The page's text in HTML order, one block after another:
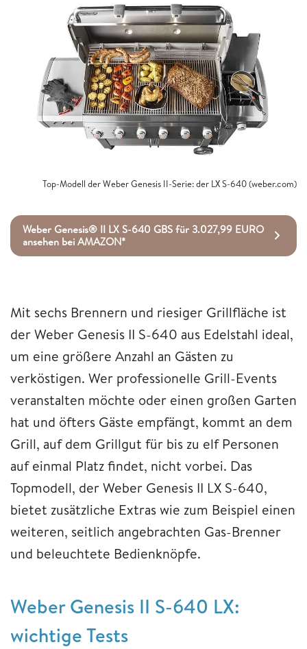
Top-Modell der Weber Genesis II-Serie: der LX S-640 (weber.com)
Weber Genesis® II LX S-640 GBS für 3.027,99 EURO
ansehen bei AMAZON*
Mit sechs Brennern und riesiger Grillfläche ist
der Weber Genesis II S-640 aus Edelstahl ideal,
um eine größere Anzahl an Gästen zu
verköstigen. Wer professionelle Grill-Events
veranstalten möchte oder einen großen Garten
hat und öfters Gäste empfängt, kommt an dem
Grill, auf dem Grillgut für bis zu elf Personen
auf einmal Platz findet, nicht vorbei. Das
Topmodell, der Weber Genesis II LX S-640,
bietet zusätzliche Extras wie zum Beispiel einen
weiteren, seitlich angebrachten Gas-Brenner
und beleuchtete Bedienknöpfe.
Weber Genesis II S-640 LX:
wichtige Tests